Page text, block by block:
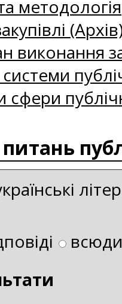
методологія
виконання
сфери
питань
всюди